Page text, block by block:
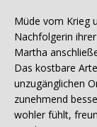
Müde vom Krieg
Nachfolgerin
Martha
Das kostbare
unzugänglichen
zunehmend
wohler fühlt,